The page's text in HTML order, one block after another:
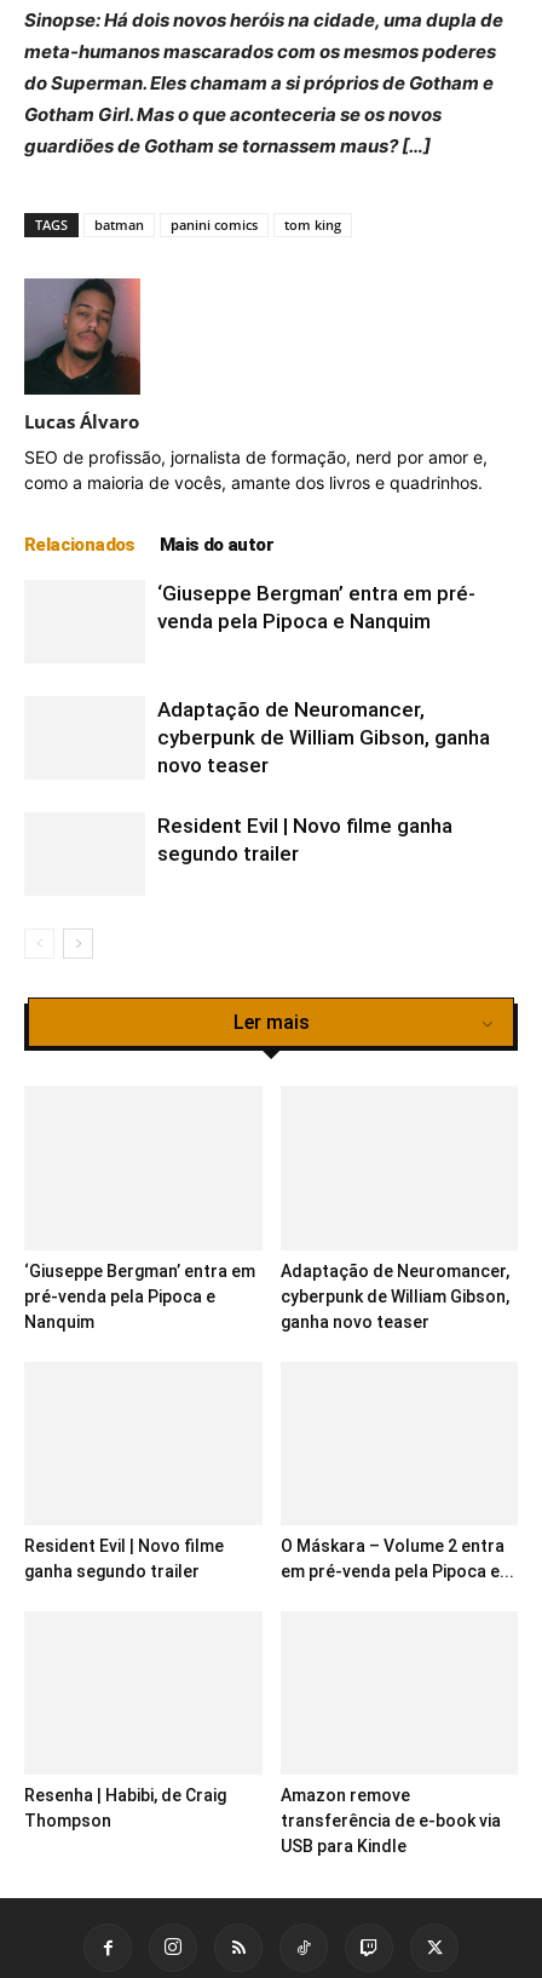
Sinopse: Há dois novos heróis na cidade, uma dupla de
meta-humanos mascarados com os mesmos poderes
do Superman. Eles chamam a si próprios de Gotham e
Gotham Girl. Mas o que aconteceria se os novos
guardiões de Gotham se tornassem maus? […]
TAGS batman panini comics tom king
Lucas Álvaro
SEO de profissão, jornalista de formação, nerd por amor e,
como a maioria de vocês, amante dos livros e quadrinhos.
Relacionados Mais do autor
‘Giuseppe Bergman’ entra em pré-
venda pela Pipoca e Nanquim
Adaptação de Neuromancer,
cyberpunk de William Gibson, ganha
novo teaser
Resident Evil | Novo filme ganha
segundo trailer
Ler mais
‘Giuseppe Bergman’ entra em
pré-venda pela Pipoca e
Nanquim
Adaptação de Neuromancer,
cyberpunk de William Gibson,
ganha novo teaser
Resident Evil | Novo filme
ganha segundo trailer
O Máskara – Volume 2 entra
em pré-venda pela Pipoca e...
Resenha | Habibi, de Craig
Thompson
Amazon remove
transferência de e-book via
USB para Kindle